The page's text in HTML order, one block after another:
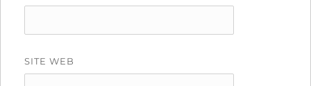
SITE WEB